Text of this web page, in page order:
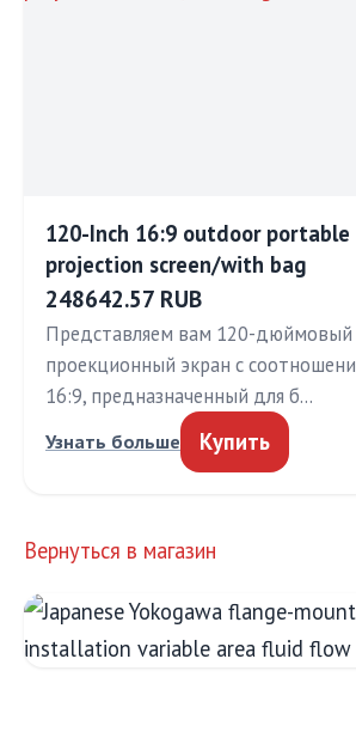
120-Inch 16:9 outdoor
projection screen/with bag
248642.57 RUB
Представляем вам 120-
проекционный экран с
16:9, предназначенный для б…
Узнать больше Купить
Вернуться в магазин